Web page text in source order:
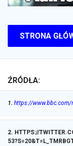
STRONA
ŹRÓDŁA:
1. https://www.bbc.com/
2. HTTPS://